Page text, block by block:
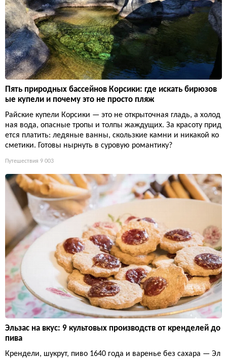
Пять природных бассейнов Корсики: где искать бирюзов
ые купели и почему это не просто пляж
Райские купели Корсики — это не открыточная гладь, а холод
ная вода, опасные тропы и толпы жаждущих. За красоту прид
ется платить: ледяные ванны, скользкие камни и никакой ко
сметики. Готовы нырнуть в суровую романтику?
Путешествия 9 003
Эльзас на вкус: 9 культовых производств от кренделей до
пива
Крендели, шукрут, пиво 1640 года и варенье без сахара — Эл